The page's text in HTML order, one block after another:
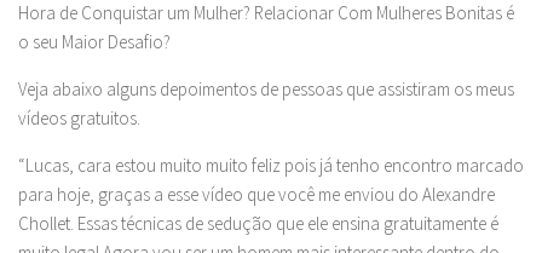
Hora de Conquistar um Mulher? Relacionar Com Mulheres Bonitas é
o seu Maior Desafio?
Veja abaixo alguns depoimentos de pessoas que assistiram os meus
vídeos gratuitos.
“Lucas, cara estou muito muito feliz pois já tenho encontro marcado
para hoje, graças a esse vídeo que você me enviou do Alexandre
Chollet. Essas técnicas de sedução que ele ensina gratuitamente é